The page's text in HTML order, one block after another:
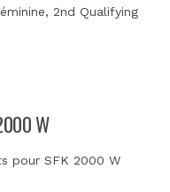
, 2nd Qualifying
W
pour SFK 2000 W